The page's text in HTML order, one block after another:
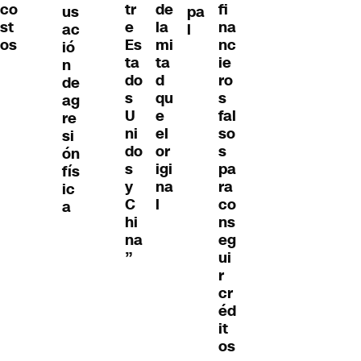
co
st
os
us
ac
ió
n
de
ag
re
si
ón
fís
ic
a
tr
e
Es
ta
do
s
U
ni
do
s
y
C
hi
na
”
de
la
mi
ta
d
qu
e
el
or
igi
na
l
pa
l
fi
na
nc
ie
ro
s
fal
so
s
pa
ra
co
ns
eg
ui
r
cr
éd
it
os